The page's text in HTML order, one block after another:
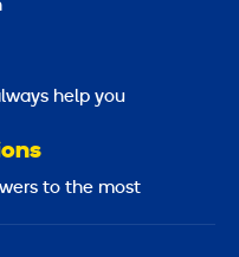
help you
to the most